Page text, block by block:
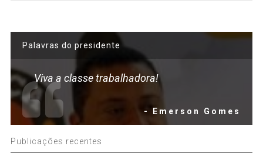
Palavras do presidente
Viva a classe trabalhadora!
- Emerson Gomes
Publicações recentes